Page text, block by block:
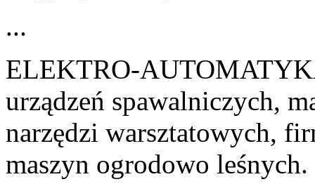
...
ELEKTRO-
urządzeń spawalniczych,
narzędzi warsztatowych,
maszyn ogrodowo leśnych.